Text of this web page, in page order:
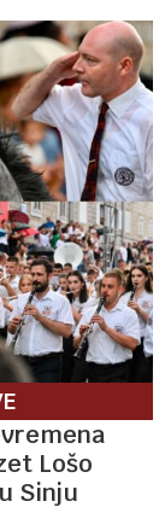
Lošo
Sinju